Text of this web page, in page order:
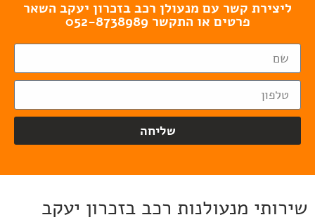
ליצירת קשר עם מנעולן רכב בזכרון יעקב השאר
פרטים או התקשר 052-8738989
שליחה
שירותי מנעולנות רכב בזכרון יעקב